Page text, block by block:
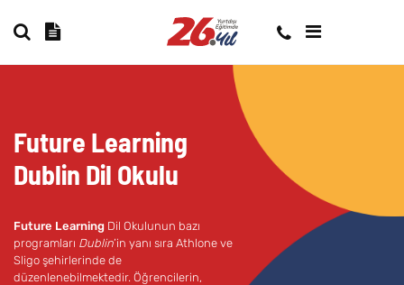
Future Learning
Dublin Dil Okulu
Future Learning Dil Okulunun bazı
programları Dublin’in yanı sıra Athlone ve
Sligo şehirlerinde de
düzenlenebilmektedir. Öğrencilerin,